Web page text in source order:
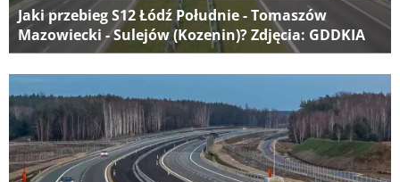
Jaki przebieg S12 Łódź Południe - Tomaszów
Mazowiecki - Sulejów (Kozenin)? Zdjęcia: GDDKIA